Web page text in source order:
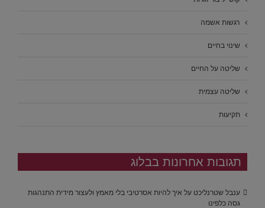
רגשות אשמה
שינוי בחיים
שליטה על החיים
שליטה עצמית
תקיעות
תגובות אחרונות בבלוג
ענבל שטרנליכט על איך להיות אסרטיבי בלי מאמץ ולעצור מידית התנהגות
גסה כלפינו